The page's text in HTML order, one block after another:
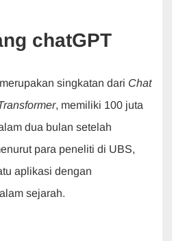
chatGPT
singkatan dari Chat
, memiliki 100 juta
dua bulan setelah
para peneliti di UBS,
aplikasi dengan
sejarah.